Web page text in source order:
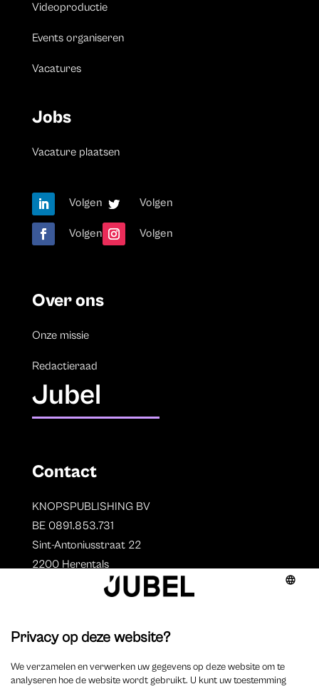
Videoproductie
Events organiseren
Vacatures
Jobs
Vacature plaatsen
Volgen Volgen
Volgen Volgen
Over ons
Onze missie
Redactieraad
Jubel
Contact
KNOPSPUBLISHING BV
BE 0891.853.731
Sint-Antoniusstraat 22
2200 Herentals
Auteurs
Overzicht auteurs